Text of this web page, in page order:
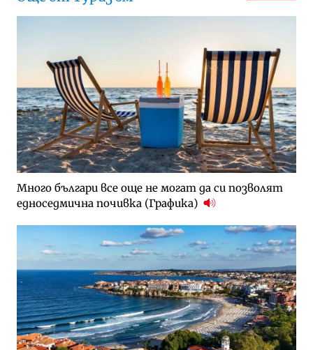
Много българи все още не могат да си позволят
едноседмична почивка (Графика)